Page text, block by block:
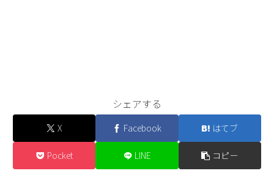
シェアする
X Facebook はてブ
Pocket LINE コピー